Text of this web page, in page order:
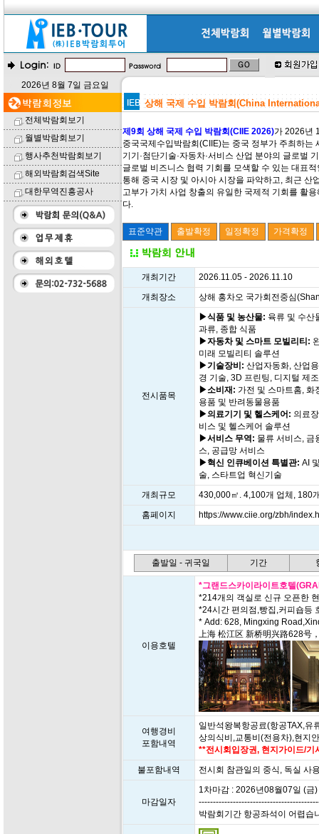
2026년 8월 7일 금요일
전체박람회보기
월별박람회보기
행사추천박람회보기
해외박람회검색Site
대한무역진흥공사
상해 국제 수입 박람회(China
제9회 상해 국제 수입 박람회(CIIE 2026)가 2026년
중국국제수입박람회(CIIE)는 중국 정부가 주최하는
기기·첨단기술·자동차·서비스 산업 분야의 글로벌
글로벌 비즈니스 협력 기회를 모색할 수 있는 대표
통해 중국 시장 및 아시아 시장을 파악하고, 최근 산
고부가 가치 사업 창출의 유일한 국제적 기회를 활
다.
개최기간
2026.11.05 - 2026.11.10
개최장소
상해 홍차오 국가회전중심
전시품목
▶식품 및 농산물: 육류 및 수산
과류, 종합 식품
▶자동차 및 스마트 모빌리티:
미래 모빌리티 솔루션
▶기술장비: 산업자동화, 산업
경 기술, 3D 프린팅, 디지털 제
▶소비재: 가전 및 스마트홈, 화
용품 및 반려동물용품
▶의료기기 및 헬스케어: 의료
비스 및 헬스케어 솔루션
▶서비스 무역: 물류 서비스, 금
스, 공급망 서비스
▶혁신 인큐베이션 특별관: AI
술, 스타트업 혁신기술
개최규모
430,000㎡. 4,100개 업체, 180
홈페이지
https://www.ciie.org/zbh/
출발일 - 귀국일 기간
이용호텔
*그랜드스카이라이트호텔
*214개의 객실로 신규 오픈한
*24시간 편의점,빵집,커피숍등
* Add: 628, Mingxing
上海 松江区 新桥明兴路628
여행경비
포함내역
일반석왕복항공료(항공TAX,유
상의식비,교통비(전용차),현지
**전시회입장권, 현지가이드/기
불포함내역
전시회 참관일의 중식, 독실 사
마감일자
1차마감 : 2026년08월07일 (금)
박람회기간 항공좌석이 어렵